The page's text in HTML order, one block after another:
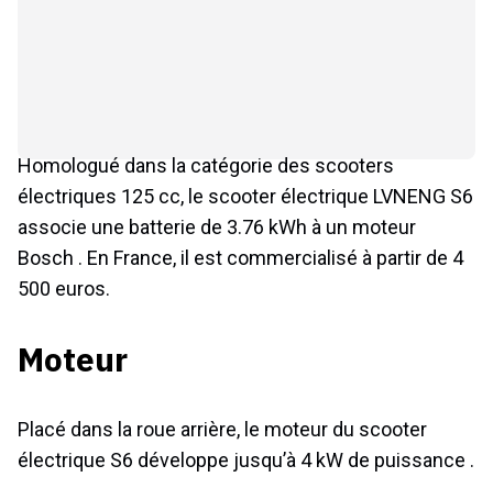
Homologué dans la catégorie des scooters
électriques 125 cc, le scooter électrique LVNENG S6
associe une batterie de 3.76 kWh à un moteur
Bosch . En France, il est commercialisé à partir de 4
500 euros.
Moteur
Placé dans la roue arrière, le moteur du scooter
électrique S6 développe jusqu’à 4 kW de puissance .